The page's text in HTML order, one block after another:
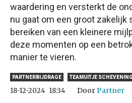
waardering en versterkt de
nu gaat om een groot zakelijk
bereiken van een kleinere
deze momenten op een
manier te vieren.
PARTNERBIJDRAGE TEAMUITJE
18-12-2024 18:34 DoorPartner